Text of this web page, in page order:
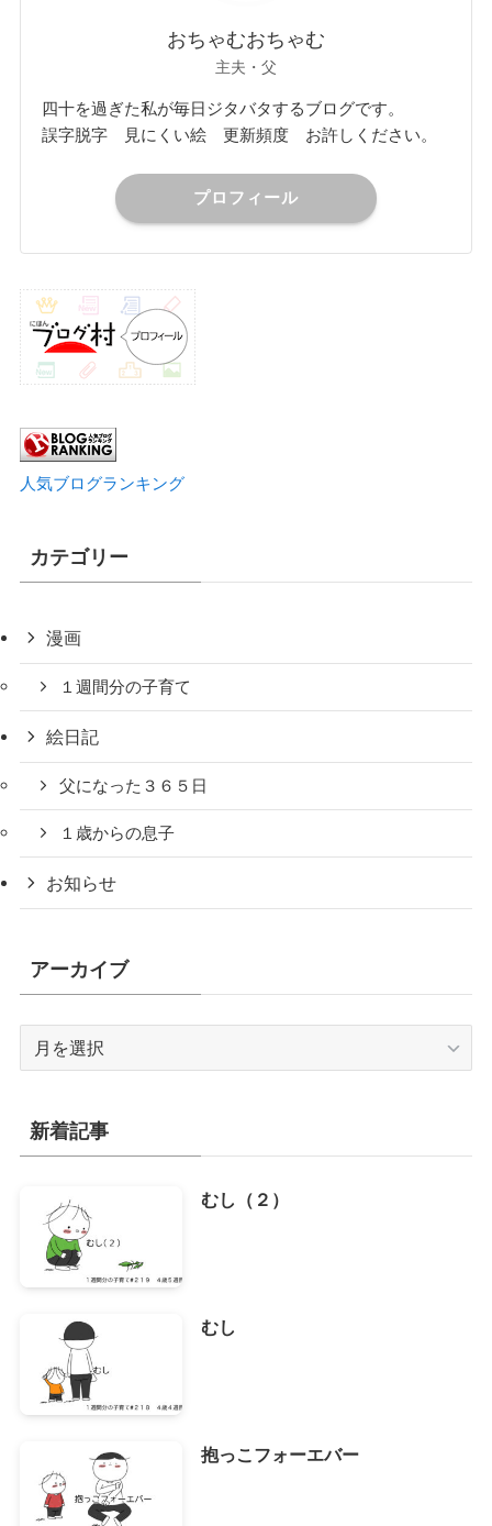
おちゃむおちゃむ
主夫・父
四十を過ぎた私が毎日ジタバタするブログです。
誤字脱字 見にくい絵 更新頻度 お許しください。
プロフィール
人気ブログランキング
カテゴリー
漫画
１週間分の子育て
絵日記
父になった３６５日
１歳からの息子
お知らせ
アーカイブ
イ
ブ
新着記事
むし（２）
むし
抱っこフォーエバー